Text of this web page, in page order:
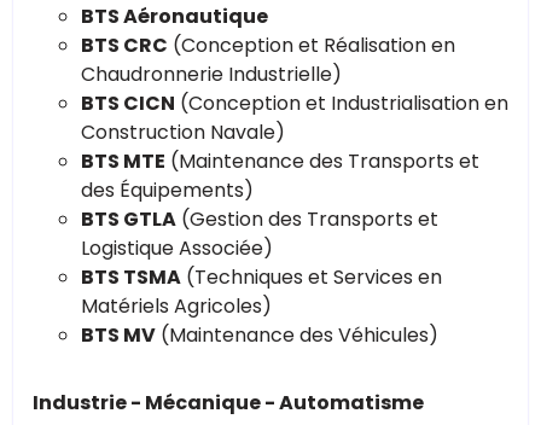
BTS Aéronautique
BTS CRC (Conception et Réalisation en
Chaudronnerie Industrielle)
BTS CICN (Conception et Industrialisation en
Construction Navale)
BTS MTE (Maintenance des Transports et
des Équipements)
BTS GTLA (Gestion des Transports et
Logistique Associée)
BTS TSMA (Techniques et Services en
Matériels Agricoles)
BTS MV (Maintenance des Véhicules)
Industrie - Mécanique - Automatisme